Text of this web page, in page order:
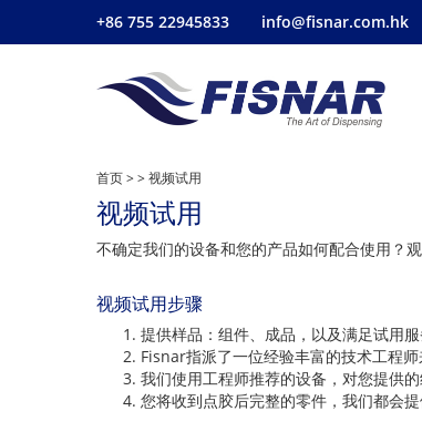
+86 755 22945833 info@fisnar.com.hk
首页>>视频试用
视频试用
不确定我们的设备和您的产品如何配合使用？
视频试用步骤
提供样品：组件、成品，以及满足试用服
Fisnar指派了一位经验丰富的技术工程
我们使用工程师推荐的设备，对您提供
您将收到点胶后完整的零件，我们都会